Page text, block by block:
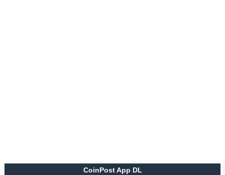
CoinPost App DL